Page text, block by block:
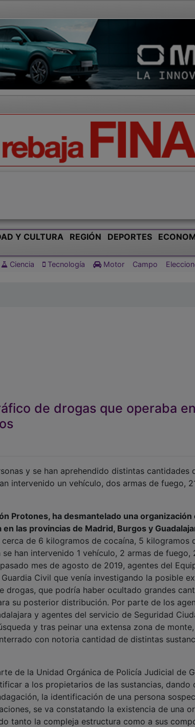
Y CULTURA REGIÓN DEPORTES
Ciencia Tecnología Motor Campo
de drogas que operaba en
y se han aprehendido distintas cantidades
intervenido un vehículo, dos armas de fuego,
Protones, ha desmantelado una
las provincias de Madrid, Burgos y
de 6 kilogramos de cocaína, 5 kilogramos
han intervenido 1 vehículo, 2 armas de fuego,
mes de agosto de 2019, agentes del
Civil que venía investigando la posible
drogas, que podría haber ocultado grandes
su posterior distribución. Por parte de los
y agentes del servicio de Seguridad
y tras peinar una extensa zona de
con notoria cantidad de distintas
de la Unidad Orgánica de Policía Judicial de
a los propietarios de las sustancias, dando
la identificación de una persona
se va constatando la existencia de una
tanto la compleja estructura como a sus